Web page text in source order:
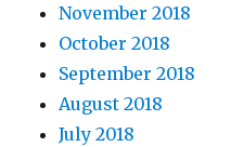
November 2018
October 2018
September 2018
August 2018
July 2018